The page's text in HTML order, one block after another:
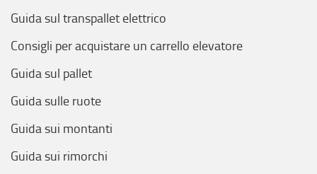
Guida sul transpallet elettrico
Consigli per acquistare un carrello elevatore
Guida sul pallet
Guida sulle ruote
Guida sui montanti
Guida sui rimorchi